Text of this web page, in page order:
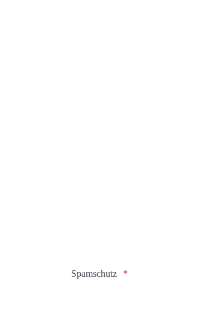
Spamschutz